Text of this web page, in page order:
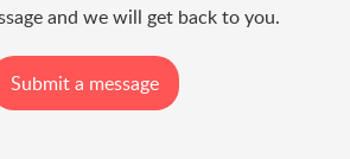
and we will get back to you.
Submit a message